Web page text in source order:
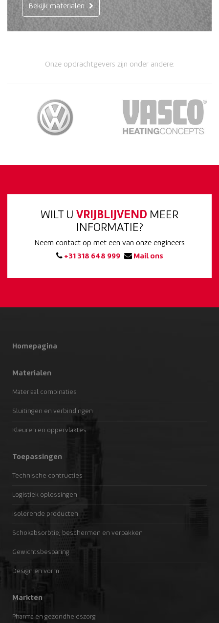
Bekijk materialen
Onze opdrachtgevers zijn onder andere:
WILT U VRIJBLIJVEND MEER
INFORMATIE?
Neem contact op met een van onze engineers
+31 318 648 999
Mail ons
Homepagina
Materialen
Materiaal combinaties
Sluitingen en verbindingen
Kleuren en oppervlaktes
Toepassingen
Technische contructies
Logistiek oplossingen
Isolerende producten
Schokabsorbtie, beschermen en verpakken
Gewichtsbesparing
Design en vorm
Markten
Pharma en gezondheidszorg